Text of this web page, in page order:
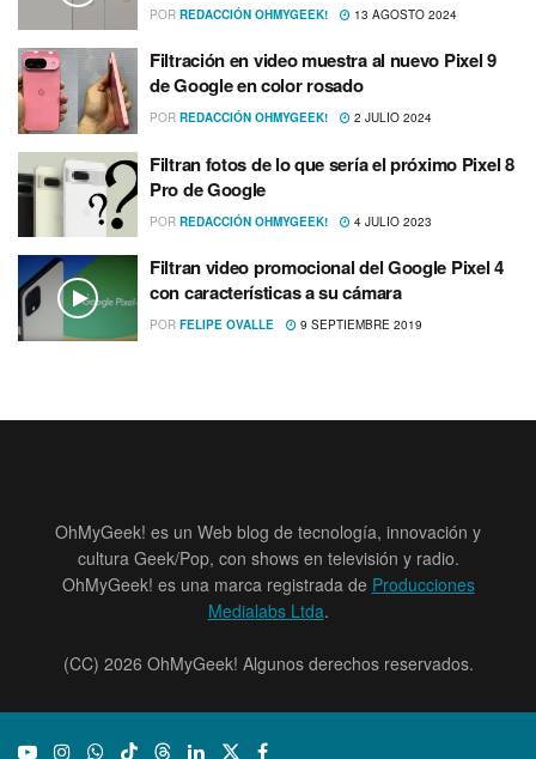
POR REDACCIÓN OHMYGEEK! 13 AGOSTO 2024
Filtración en video muestra al nuevo Pixel 9
de Google en color rosado
POR REDACCIÓN OHMYGEEK! 2 JULIO 2024
Filtran fotos de lo que sería el próximo Pixel 8
Pro de Google
POR REDACCIÓN OHMYGEEK! 4 JULIO 2023
Filtran video promocional del Google Pixel 4
con caracterí­sticas a su cámara
POR FELIPE OVALLE 9 SEPTIEMBRE 2019
OhMyGeek! es un Web blog de tecnología, innovación y
cultura Geek/Pop, con shows en televisión y radio.
OhMyGeek! es una marca registrada de Producciones
Medialabs Ltda.
(CC) 2026 OhMyGeek! Algunos derechos reservados.